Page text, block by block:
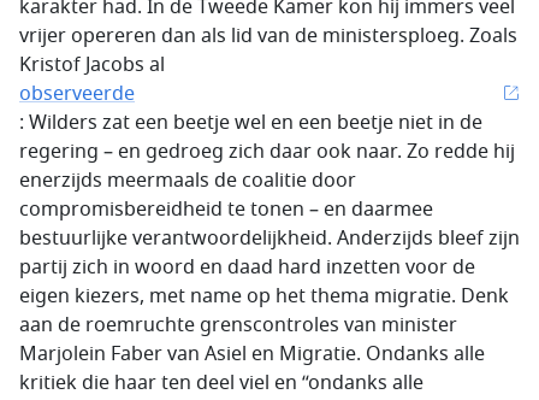
karakter had. In de Tweede Kamer kon hij immers veel
vrijer opereren dan als lid van de ministersploeg. Zoals
Kristof Jacobs al
observeerde
: Wilders zat een beetje wel en een beetje niet in de
regering – en gedroeg zich daar ook naar. Zo redde hij
enerzijds meermaals de coalitie door
compromisbereidheid te tonen – en daarmee
bestuurlijke verantwoordelijkheid. Anderzijds bleef zijn
partij zich in woord en daad hard inzetten voor de
eigen kiezers, met name op het thema migratie. Denk
aan de roemruchte grenscontroles van minister
Marjolein Faber van Asiel en Migratie. Ondanks alle
kritiek die haar ten deel viel en “ondanks alle